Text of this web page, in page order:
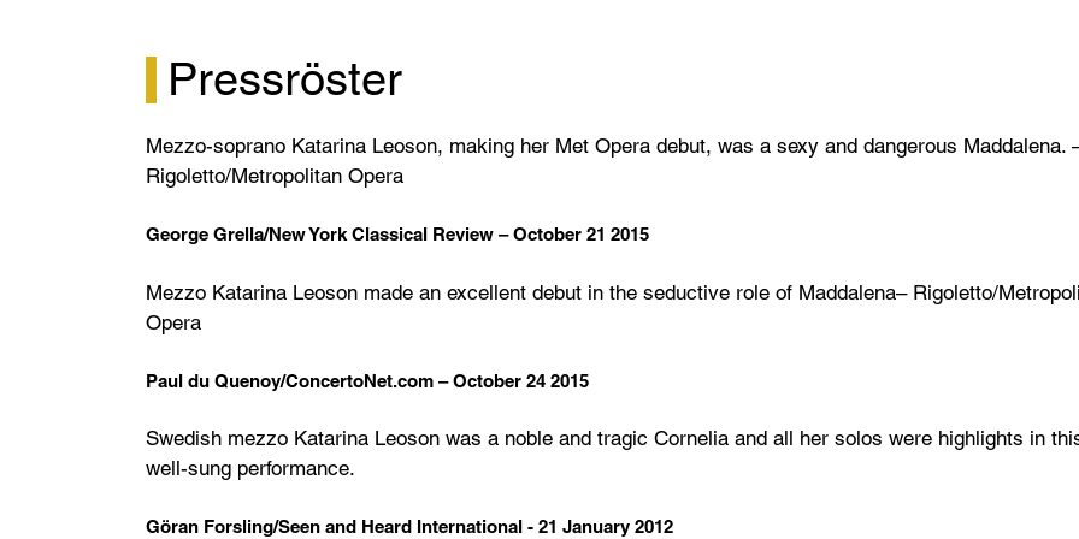
Pressröster
Mezzo-soprano Katarina Leoson, making her Met Opera debut, was a sexy and dangerous Maddalena.
Rigoletto/Metropolitan Opera
George Grella/New York Classical Review – October 21 2015
Mezzo Katarina Leoson made an excellent debut in the seductive role of Maddalena– Rigoletto/
Opera
Paul du Quenoy/ConcertoNet.com – October 24 2015
Swedish mezzo Katarina Leoson was a noble and tragic Cornelia and all her solos were highlights in
well-sung performance.
Göran Forsling/Seen and Heard International - 21 January 2012